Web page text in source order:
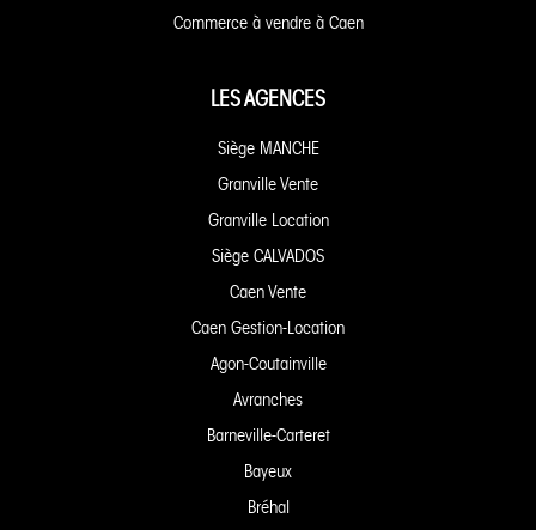
Commerce à vendre à Caen
LES AGENCES
Siège MANCHE
Granville Vente
Granville Location
Siège CALVADOS
Caen Vente
Caen Gestion-Location
Agon-Coutainville
Avranches
Barneville-Carteret
Bayeux
Bréhal